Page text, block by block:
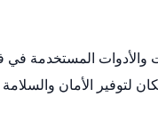
والأدوات المستخدمة
الأمان